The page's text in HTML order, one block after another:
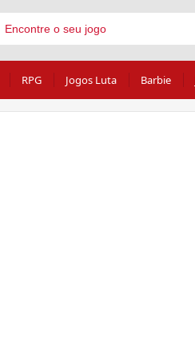
RPG Jogos Luta Barbie